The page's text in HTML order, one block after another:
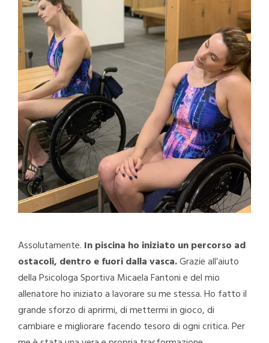
Assolutamente. In piscina ho iniziato un percorso ad
ostacoli, dentro e fuori dalla vasca.Grazie all’aiuto
della Psicologa Sportiva Micaela Fantoni e del mio
allenatore ho iniziato a lavorare su me stessa. Ho fatto il
grande sforzo di aprirmi, di mettermi in gioco, di
cambiare e migliorare facendo tesoro di ogni critica. Per